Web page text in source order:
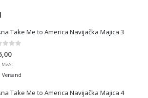
Take Me to America Navijačka Majica 3
5
Versand
Take Me to America Navijačka Majica 4